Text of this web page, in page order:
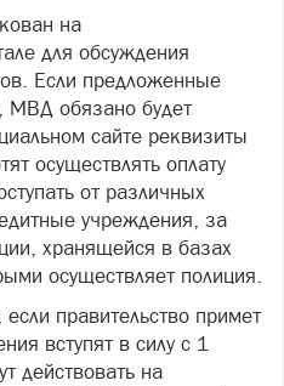
на
для обсуждения
Если предложенные
МВД обязано будет
сайте реквизиты
осуществлять оплату
от различных
учреждения, за
хранящейся в базах
осуществляет полиция.
правительство примет
вступят в силу с 1
действовать на